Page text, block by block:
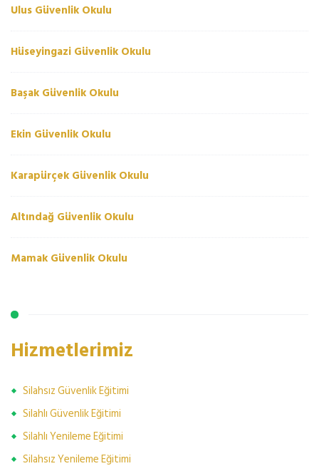
Ulus Güvenlik Okulu
Hüseyingazi Güvenlik Okulu
Başak Güvenlik Okulu
Ekin Güvenlik Okulu
Karapürçek Güvenlik Okulu
Altındağ Güvenlik Okulu
Mamak Güvenlik Okulu
Hizmetlerimiz
Silahsız Güvenlik Eğitimi
Silahlı Güvenlik Eğitimi
Silahlı Yenileme Eğitimi
Silahsız Yenileme Eğitimi